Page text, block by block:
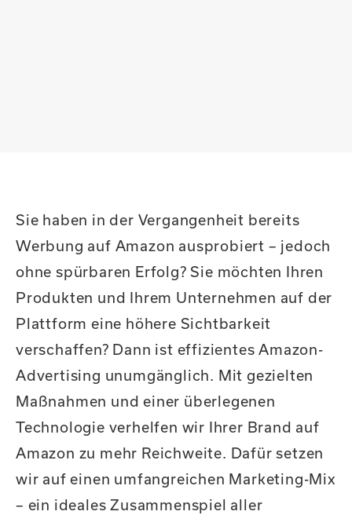
Sie haben in der Vergangenheit bereits
Werbung auf Amazon ausprobiert – jedoch
ohne spürbaren Erfolg? Sie möchten Ihren
Produkten und Ihrem Unternehmen auf der
Plattform eine höhere Sichtbarkeit
verschaffen? Dann ist effizientes Amazon-
Advertising unumgänglich. Mit gezielten
Maßnahmen und einer überlegenen
Technologie verhelfen wir Ihrer Brand auf
Amazon zu mehr Reichweite. Dafür setzen
wir auf einen umfangreichen Marketing-Mix
– ein ideales Zusammenspiel aller